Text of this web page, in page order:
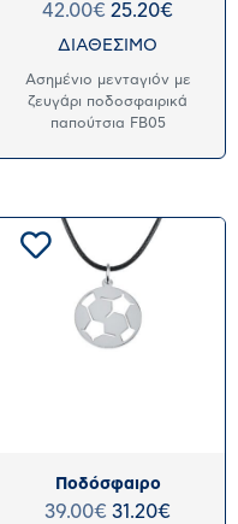
42.00€ 25.20€
ΔΙΑΘΕΣΙΜΟ
Ασημένιο μενταγιόν με
ζευγάρι ποδοσφαιρικά
παπούτσια FB05
Ποδόσφαιρο
39.00€ 31.20€